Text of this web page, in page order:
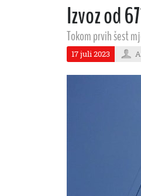
Izvoz od
Tokom prvih šest
17 juli 2023